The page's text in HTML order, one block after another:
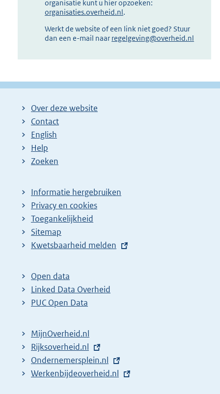
organisatie kunt u hier opzoeken:
organisaties.overheid.nl.
Werkt de website of een link niet goed? Stuur
dan een e-mail naar regelgeving@overheid.nl
Over deze website
Contact
English
Help
Zoeken
Informatie hergebruiken
Privacy en cookies
Toegankelijkheid
Sitemap
E
t
e
r
l
i
n
k
Kwetsbaarheid melden
Open data
Linked Data Overheid
PUC Open Data
MijnOverheid.nl
E
x
t
Rijksoverheid.nl
E
x
Ondernemersplein.nl
E
Werkenbijdeoverheid.nl